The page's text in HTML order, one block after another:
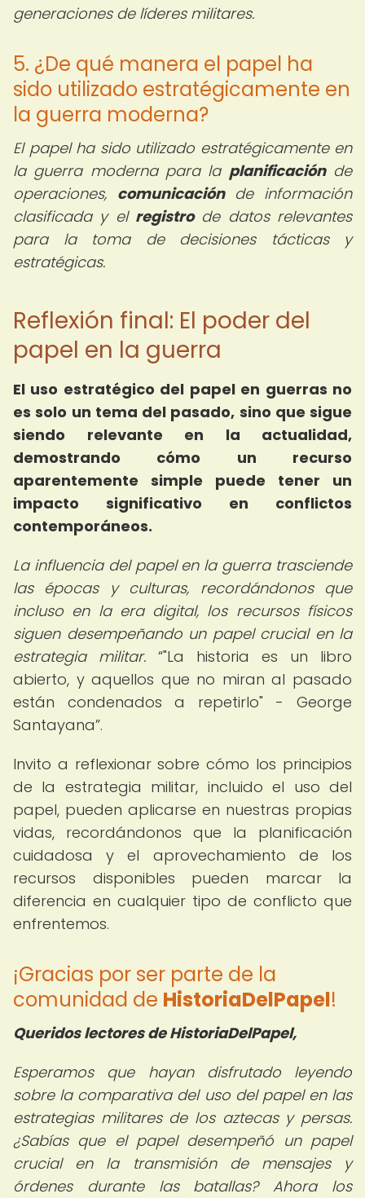
generaciones de líderes militares.
5. ¿De qué manera el papel ha
sido utilizado estratégicamente en
la guerra moderna?
El papel ha sido utilizado estratégicamente en
la guerra moderna para la planificaciónde
operaciones, comunicaciónde información
clasificada y el registrode datos relevantes
para la toma de decisiones tácticas y
estratégicas.
Reflexión final: El poder del
papel en la guerra
El uso estratégico del papel en guerras no
es solo un tema del pasado, sino que sigue
siendo relevante en la actualidad,
demostrando cómo un recurso
aparentemente simple puede tener un
impacto significativo en conflictos
contemporáneos.
La influencia del papel en la guerra trasciende
las épocas y culturas, recordándonos que
incluso en la era digital, los recursos físicos
siguen desempeñando un papel crucial en la
estrategia militar.
"La historia es un libro
abierto, y aquellos que no miran al pasado
están condenados a repetirlo" - George
Santayana .
Invito a reflexionar sobre cómo los principios
de la estrategia militar, incluido el uso del
papel, pueden aplicarse en nuestras propias
vidas, recordándonos que la planificación
cuidadosa y el aprovechamiento de los
recursos disponibles pueden marcar la
diferencia en cualquier tipo de conflicto que
enfrentemos.
¡Gracias por ser parte de la
comunidad de HistoriaDelPapel!
Queridos lectores de HistoriaDelPapel,
Esperamos que hayan disfrutado leyendo
sobre la comparativa del uso del papel en las
estrategias militares de los aztecas y persas.
¿Sabías que el papel desempeñó un papel
crucial en la transmisión de mensajes y
órdenes durante las batallas? Ahora los